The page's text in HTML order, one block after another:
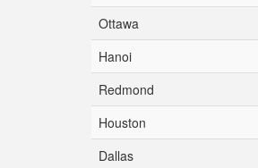
Ottawa
Hanoi
Redmond
Houston
Dallas